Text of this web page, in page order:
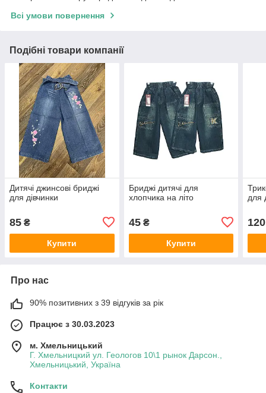
Всі умови повернення
Подібні товари компанії
Дитячі джинсові бриджі
для дівчинки
85 ₴
Купити
Бриджі дитячі для
хлопчика на літо
45₴
Купити
для
120
Про нас
90% позитивних з 39 відгуків за рік
Працює з 30.03.2023
м. Хмельницький
Г. Хмельницкий ул. Геологов 10\1 рынок Дарсон.,
Хмельницький, Україна
Контакти